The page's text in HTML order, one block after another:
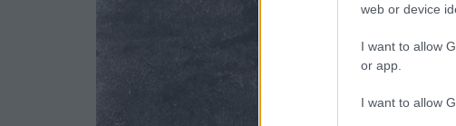
web or device
I want to allow
or app.
I want to allow